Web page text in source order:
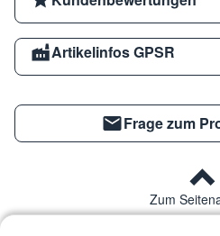
Artikelinfos GPSR
Frage zum
Zum